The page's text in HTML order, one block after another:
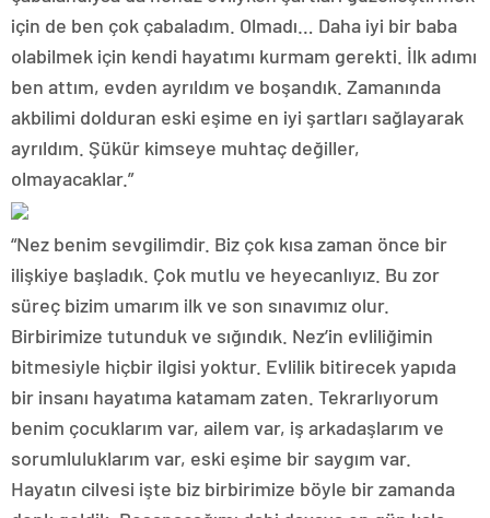
için de ben çok çabaladım. Olmadı… Daha iyi bir baba
olabilmek için kendi hayatımı kurmam gerekti. İlk adımı
ben attım, evden ayrıldım ve boşandık. Zamanında
akbilimi dolduran eski eşime en iyi şartları sağlayarak
ayrıldım. Şükür kimseye muhtaç değiller,
olmayacaklar.”
“Nez benim sevgilimdir. Biz çok kısa zaman önce bir
ilişkiye başladık. Çok mutlu ve heyecanlıyız. Bu zor
süreç bizim umarım ilk ve son sınavımız olur.
Birbirimize tutunduk ve sığındık. Nez’in evliliğimin
bitmesiyle hiçbir ilgisi yoktur. Evlilik bitirecek yapıda
bir insanı hayatıma katamam zaten. Tekrarlıyorum
benim çocuklarım var, ailem var, iş arkadaşlarım ve
sorumluluklarım var, eski eşime bir saygım var.
Hayatın cilvesi işte biz birbirimize böyle bir zamanda